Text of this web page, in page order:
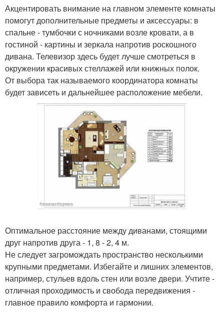
Акцентировать внимание на главном элементе комнаты
помогут дополнительные предметы и аксессуары: в
спальне - тумбочки с ночниками возле кровати, а в
гостиной - картины и зеркала напротив роскошного
дивана. Телевизор здесь будет лучше смотреться в
окружении красивых стеллажей или книжных полок.
От выбора так называемого координатора комнаты
будет зависеть и дальнейшее расположение мебели.
Оптимальное расстояние между диванами, стоящими
друг напротив друга - 1, 8 - 2, 4 м.
Не следует загромождать пространство несколькими
крупными предметами. Избегайте и лишних элементов,
например, стульев вдоль стен или возле двери. Учтите -
отличная проходимость и свобода передвижения -
главное правило комфорта и гармонии.